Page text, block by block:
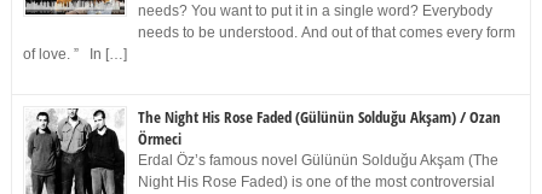
needs? You want to put it in a single word? Everybody
needs to be understood. And out of that comes every form
of love. ” In […]
The Night His Rose Faded (Gülünün Solduğu Akşam) / Ozan
Örmeci
Erdal Öz’s famous novel Gülünün Solduğu Akşam (The
Night His Rose Faded) is one of the most controversial